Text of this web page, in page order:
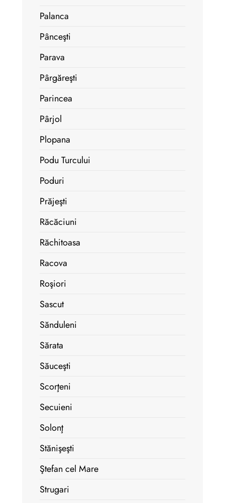
Palanca
Pânceşti
Parava
Pârgăreşti
Parincea
Pârjol
Plopana
Podu Turcului
Poduri
Prăjeşti
Răcăciuni
Răchitoasa
Racova
Roşiori
Sascut
Sănduleni
Sărata
Săuceşti
Scorţeni
Secuieni
Solonţ
Stănişeşti
Ştefan cel Mare
Strugari